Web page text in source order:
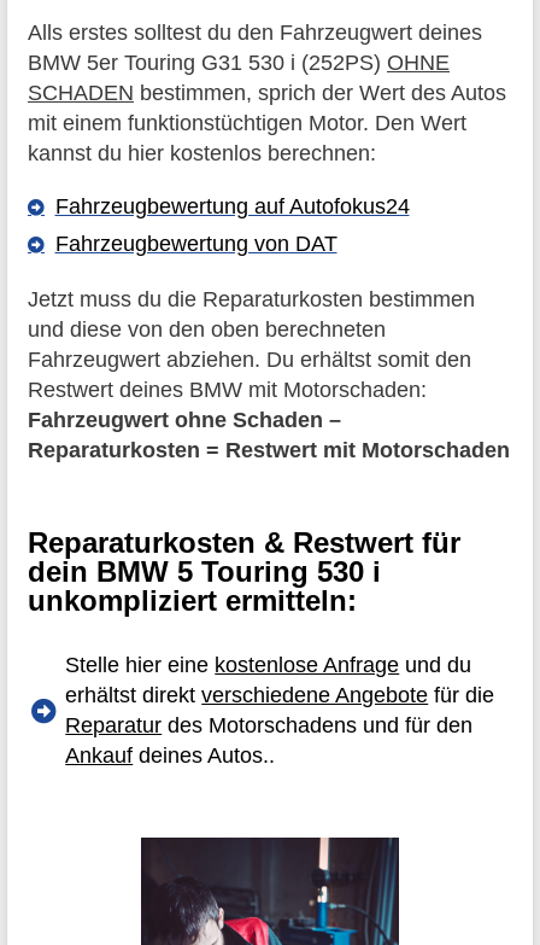
Alls erstes solltest du den Fahrzeugwert deines
BMW 5er Touring G31 530 i (252PS) OHNE
SCHADEN bestimmen, sprich der Wert des Autos
mit einem funktionstüchtigen Motor. Den Wert
kannst du hier kostenlos berechnen:
Fahrzeugbewertung auf Autofokus24
Fahrzeugbewertung von DAT
Jetzt muss du die Reparaturkosten bestimmen
und diese von den oben berechneten
Fahrzeugwert abziehen. Du erhältst somit den
Restwert deines BMW mit Motorschaden:
Fahrzeugwert ohne Schaden –
Reparaturkosten = Restwert mit Motorschaden
Reparaturkosten & Restwert für
dein BMW 5 Touring 530 i
unkompliziert ermitteln:
Stelle hier eine kostenlose Anfrage und du
erhältst direktverschiedene Angebote für die
Reparatur des Motorschadens und für den
Ankauf deines Autos..